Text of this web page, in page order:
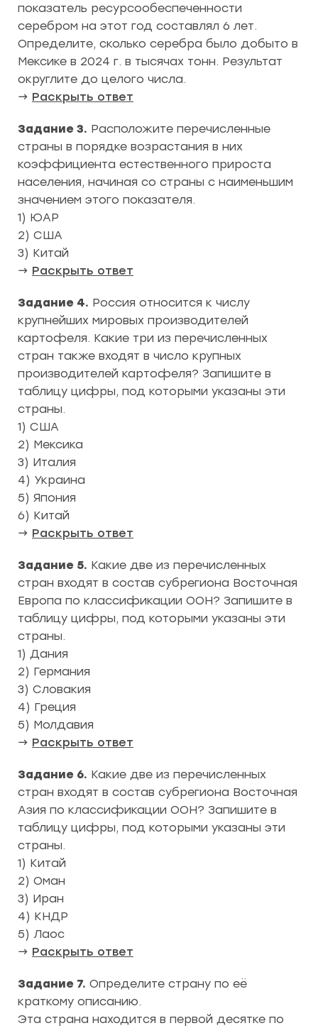
показатель ресурсообеспеченности
серебром на этот год составлял 6 лет.
Определите, сколько серебра было добыто в
Мексике в 2024 г. в тысячах тонн. Результат
округлите до целого числа.
→ Раскрыть ответ
Задание 3. Расположите перечисленные
страны в порядке возрастания в них
коэффициента естественного прироста
населения, начиная со страны с наименьшим
значением этого показателя.
1) ЮАР
2) США
3) Китай
→ Раскрыть ответ
Задание 4. Россия относится к числу
крупнейших мировых производителей
картофеля. Какие три из перечисленных
стран также входят в число крупных
производителей картофеля? Запишите в
таблицу цифры, под которыми указаны эти
страны.
1) США
2) Мексика
3) Италия
4) Украина
5) Япония
6) Китай
→ Раскрыть ответ
Задание 5. Какие две из перечисленных
стран входят в состав субрегиона Восточная
Европа по классификации ООН? Запишите в
таблицу цифры, под которыми указаны эти
страны.
1) Дания
2) Германия
3) Словакия
4) Греция
5) Молдавия
→ Раскрыть ответ
Задание 6. Какие две из перечисленных
стран входят в состав субрегиона Восточная
Азия по классификации ООН? Запишите в
таблицу цифры, под которыми указаны эти
страны.
1) Китай
2) Оман
3) Иран
4) КНДР
5) Лаос
→ Раскрыть ответ
Задание 7. Определите страну по её
краткому описанию.
Эта страна находится в первой десятке по